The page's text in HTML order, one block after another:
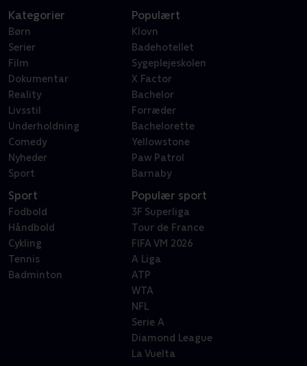
Kategorier
Børn
Serier
Film
Dokumentar
Reality
Livsstil
Underholdning
Comedy
Nyheder
Sport
Populært
Klovn
Badehotellet
Sygeplejeskolen
X Factor
Bachelor
Forræder
Bachelorette
Yellowstone
Paw Patrol
Barnaby
Sport
Fodbold
Håndbold
Cykling
Tennis
Badminton
Populær sport
3F Superliga
Tour de France
FIFA VM 2026
A Liga
ATP
WTA
NFL
Serie A
Diamond League
La Vuelta